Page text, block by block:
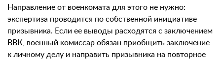
Направление от военкомата для этого не нужно:
экспертиза проводится по собственной инициативе
призывника. Если ее выводы расходятся с заключением
ВВК, военный комиссар обязан приобщить заключение
к личному делу и направить призывника на повторное